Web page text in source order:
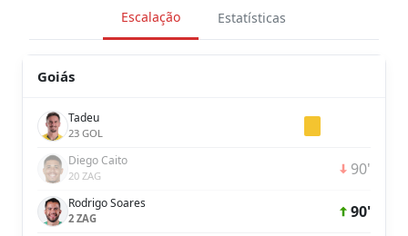
Escalação Estatísticas
Goiás
Tadeu
23 GOL
Diego Caito
20 ZAG 90'
Rodrigo Soares
2 ZAG 90'